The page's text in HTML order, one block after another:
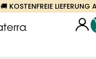
🚚 KOSTENFREIE